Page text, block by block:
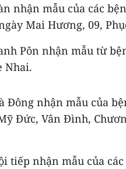
nhận mẫu của các
Mai Hương, 09,
Pôn nhận mẫu từ
Nhai.
Đông nhận mẫu của
Đức, Vân Đình,
tiếp nhận mẫu của